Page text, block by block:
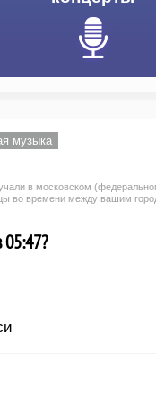
музыка
в московском
во времени между вашим
05:47?